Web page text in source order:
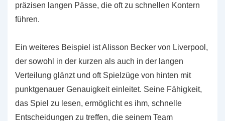
präzisen langen Pässe, die oft zu schnellen Kontern
führen.
Ein weiteres Beispiel ist Alisson Becker von Liverpool,
der sowohl in der kurzen als auch in der langen
Verteilung glänzt und oft Spielzüge von hinten mit
punktgenauer Genauigkeit einleitet. Seine Fähigkeit,
das Spiel zu lesen, ermöglicht es ihm, schnelle
Entscheidungen zu treffen, die seinem Team